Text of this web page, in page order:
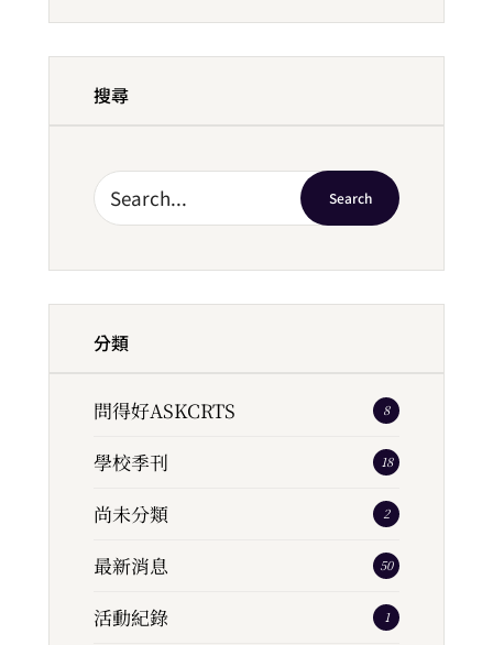
搜尋
Search
分類
問得好ASKCRTS 8
學校季刊 18
尚未分類 2
最新消息 50
活動紀錄 1